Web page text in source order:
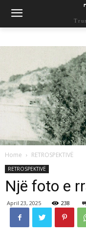
Home RETROSPEKTIVË
RETROSPEKTIVË
Një foto e
April 23, 2025 238